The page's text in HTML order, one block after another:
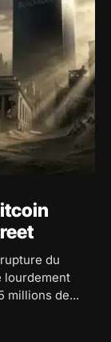
du
lourdement
millions de...